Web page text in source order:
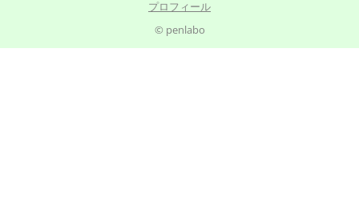
プロフィール
© penlabo